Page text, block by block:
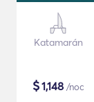
Katamarán
$1,148 /noc